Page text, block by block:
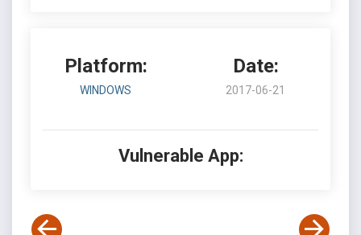
Platform:
WINDOWS
Date:
2017-06-21
Vulnerable App: